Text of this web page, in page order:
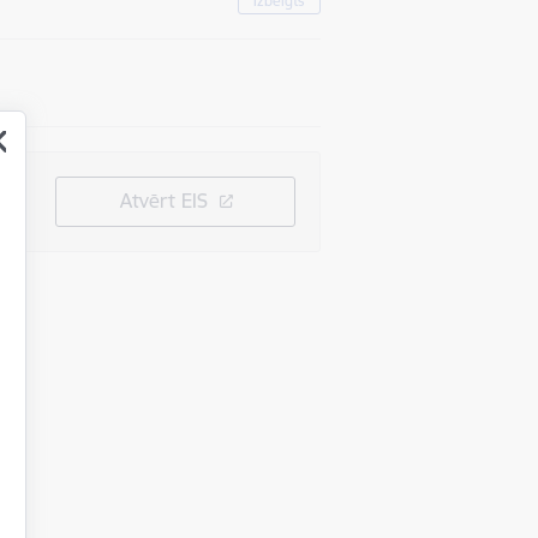
Atvērt EIS